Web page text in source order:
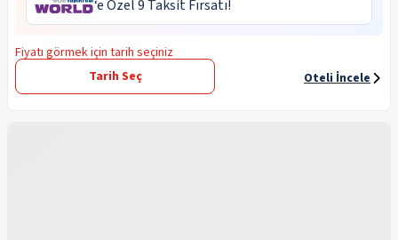
‘e Özel 9 Taksit Fırsatı!
Fiyatı görmek için tarih seçiniz
Tarih Seç
Oteli İncele